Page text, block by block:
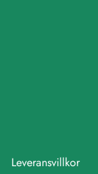
Leveransvillkor